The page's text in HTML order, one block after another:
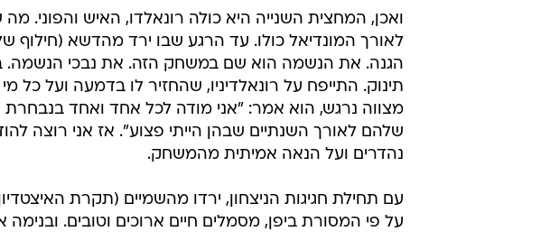
ואכן, המחצית השנייה היא כולה רונאלדו, האיש והפוני.
לאורך המונדיאל כולו. עד הרגע שבו ירד מהדשא (חילוף
הגנה. את הנשמה הוא שם במשחק הזה. את נבכי הנשמה.
תינוק. התייפח על רונאלדיניו, שהחזיר לו בדמעה ועל
מצווה נרגש, הוא אמר: "אני מודה לכל אחד ואחד
שלהם לאורך השנתיים שבהן הייתי פצוע". אז אני רוצה
נהדרים ועל הנאה אמיתית מהמשחק.
עם תחילת חגיגות הניצחון, ירדו מהשמיים (תקרת
על פי המסורת ביפן, מסמלים חיים ארוכים וטובים. ובנימה